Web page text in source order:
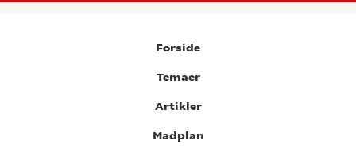
Forside
Temaer
Artikler
Madplan